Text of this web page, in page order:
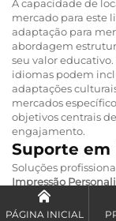
A capacidade de
mercado para este
adaptação para
abordagem
seu valor
idiomas podem
adaptações
mercados
objetivos centrais
engajamento.
Suporte em
Soluções
Impressão
100 Palavras de
Formato de Lona
PÁGINA INICIAL